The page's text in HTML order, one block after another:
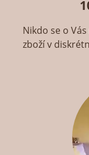
Nikdo se o
zboží v